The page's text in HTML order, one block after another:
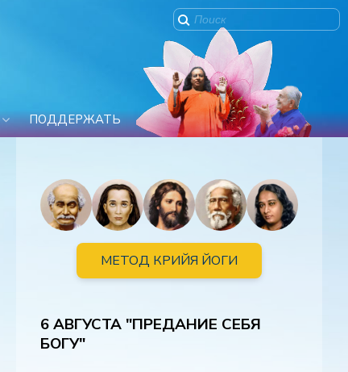
ПОДДЕРЖАТЬ
МЕТОД КРИЙЯ ЙОГИ
6 АВГУСТА "ПРЕДАНИЕ СЕБЯ
БОГУ"